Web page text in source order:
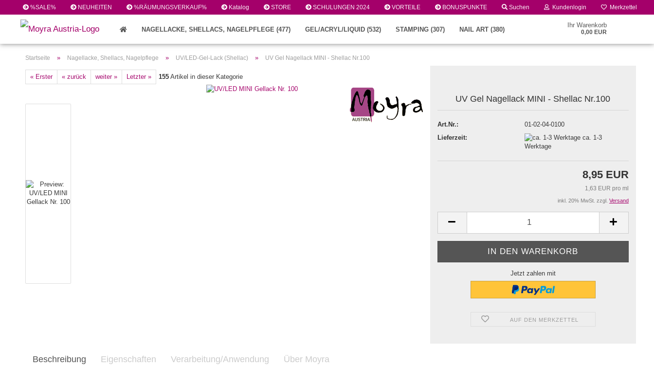
%SALE% NEUHEITEN %RÄUMUNGSVERKAUF% Katalog STORE SCHULUNGEN 2024 VORTEILE BONUSPUNKTE Suchen Kundenlogin
Konto erstellen
Merkzettel
Ihr Warenkorb
0,00 EUR
NAGELLACKE, SHELLACS, NAGELPFLEGE (477) GEL/ACRYL/LIQUID (532) STAMPING (307) NAIL ART (380)
Startseite » Nagellacke, Shellacs, Nagelpflege » UV/LED-Gel-Lack (Shellac) » UV Gel Nagellack MINI - Shellac Nr.100
« Erster « zurück weiter » Letzter » 155 Artikel in dieser Kategorie
UV Gel Nagellack MINI - Shellac Nr.100
Art.Nr.:
01-02-04-0100
Lieferzeit:
ca. 1-3
Werktage
8,95 EUR
1,63 EUR pro ml
inkl. 20% MwSt. zzgl. Versand
Jetzt zahlen mit
AUF DEN MERKZETTEL
Beschreibung Eigenschaften Verarbeitung/Anwendung Über Moyra